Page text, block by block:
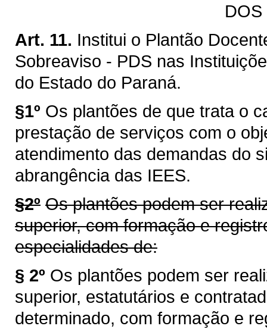
Art. 11. Institui o Plantão
Sobreaviso - PDS nas
do Estado do Paraná.
§1º Os plantões de que trata o
prestação de serviços com o
atendimento das demandas do
abrangência das IEES.
§2º Os plantões podem ser
superior, com formação e
especialidades de:
§ 2º Os plantões podem ser
superior, estatutários e
determinado, com formação e